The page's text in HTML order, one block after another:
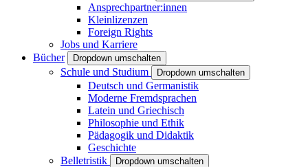
Ansprechpartner:innen
Kleinlizenzen
Foreign Rights
Jobs und Karriere
Bücher
Dropdown umschalten
Schule und Studium Dropdown umschalten
Deutsch und Germanistik
Moderne Fremdsprachen
Latein und Griechisch
Philosophie und Ethik
Pädagogik und Didaktik
Geschichte
Belletristik
Dropdown umschalten